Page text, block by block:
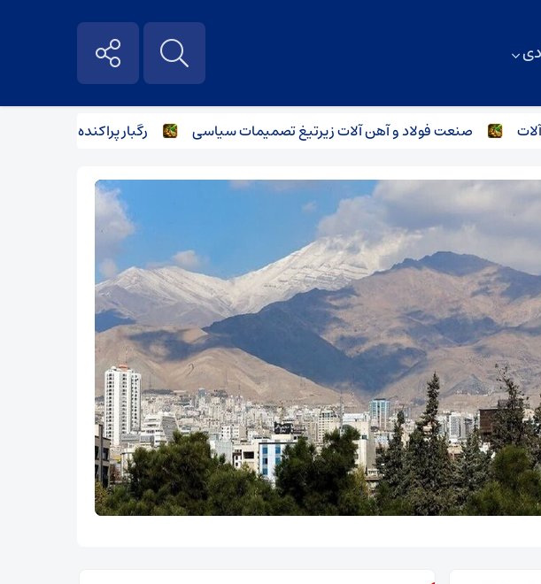
صنعت فولاد و آهن آلات زیر‌تیغ تصمیمات سیاسی رگبار پراکنده در نیمه شمالی